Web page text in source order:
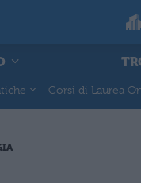
Corsi di Laurea